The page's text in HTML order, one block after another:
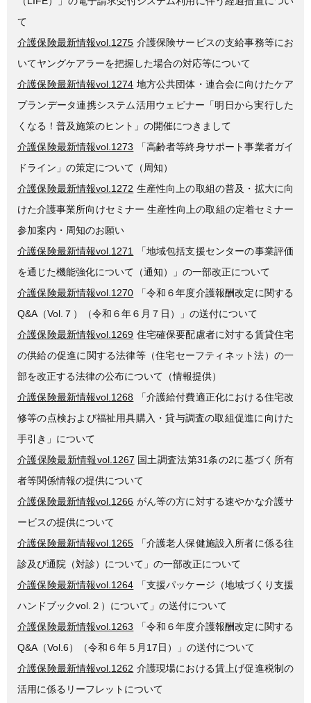
て
介護保険最新情報vol.1275 介護保険サービスの支給事務等にお
いてヤングケアラーを把握した場合の対応等について
介護保険最新情報vol.1274 地方公共団体・連合会に向けたケア
プランデータ連携システム活用ウェビナー「明日から実行した
くなる！普及施策のヒント」の開催につきまして
介護保険最新情報vol.1273 「高齢者等終身サポート事業者ガイ
ドライン」の策定について（周知）
介護保険最新情報vol.1272 生産性向上の取組の普及・拡大に向
けた介護事業所向けセミナー 生産性向上の取組の定着セミナー
参加案内・周知のお願い
介護保険最新情報vol.1271
「地域包括支援センターの事業評価
を通じた機能強化について（通知）」の一部改正について
介護保険最新情報vol.1270 「令和６年度介護報酬改定に関する
Q&A（Vol.７）（令和６年６月７日）」の送付について
介護保険最新情報vol.1269 住宅確保要配慮者に対する賃貸住宅
の供給の促進に関する法律等（住宅セーフティネット法）の一
部を改正する法律の公布について（情報提供）
介護保険最新情報vol.1268 「介護給付費適正化における住宅改
修等の点検および福祉用具購入・貸与調査の取組促進に向けた
手引き」について
介護保険最新情報vol.1267 国土調査法第31条の2に基づく所有
者等関係情報の提供について
介護保険最新情報vol.1266 がん等の方に対する速やかな介護サ
ービスの提供について
介護保険最新情報vol.1265 「介護老人保健施設入所者に係る往
診及び通院（対診）について」の一部改正について
介護保険最新情報vol.1264 「支援パッケージ（地域づくり支援
ハンドブックvol.２）について」の送付について
介護保険最新情報vol.1263 「令和６年度介護報酬改定に関する
Q&A（Vol.6）（令和６年５月17日）」の送付について
介護保険最新情報vol.1262 介護現場における賃上げ促進税制の
活用に係るリーフレットについて